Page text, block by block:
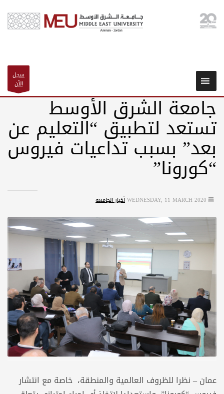
سجل
الآن
جامعة الشرق الأوسط
تستعد لتطبيق “التعليم عن
بعد” بسبب تداعيات فيروس
“كورونا”
WEDNESDAY, 11 MARCH 2020أخبار الجامعة
عمان – نظرا للظروف العالمية والمنطقة، خاصة مع انتشار